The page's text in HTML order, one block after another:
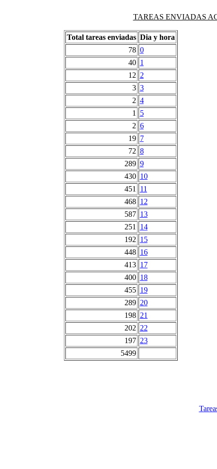
TAREAS ENVIADAS
Total tareas enviadas Dia y hora
78 0
40 1
12 2
3 3
2 4
1
5
2 6
19 7
72 8
289 9
430 10
451
11
468 12
587 13
251
14
192 15
448 16
413 17
400 18
455 19
289 20
198 21
202 22
197 23
5499